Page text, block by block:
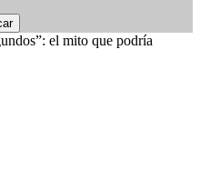
el mito que podría